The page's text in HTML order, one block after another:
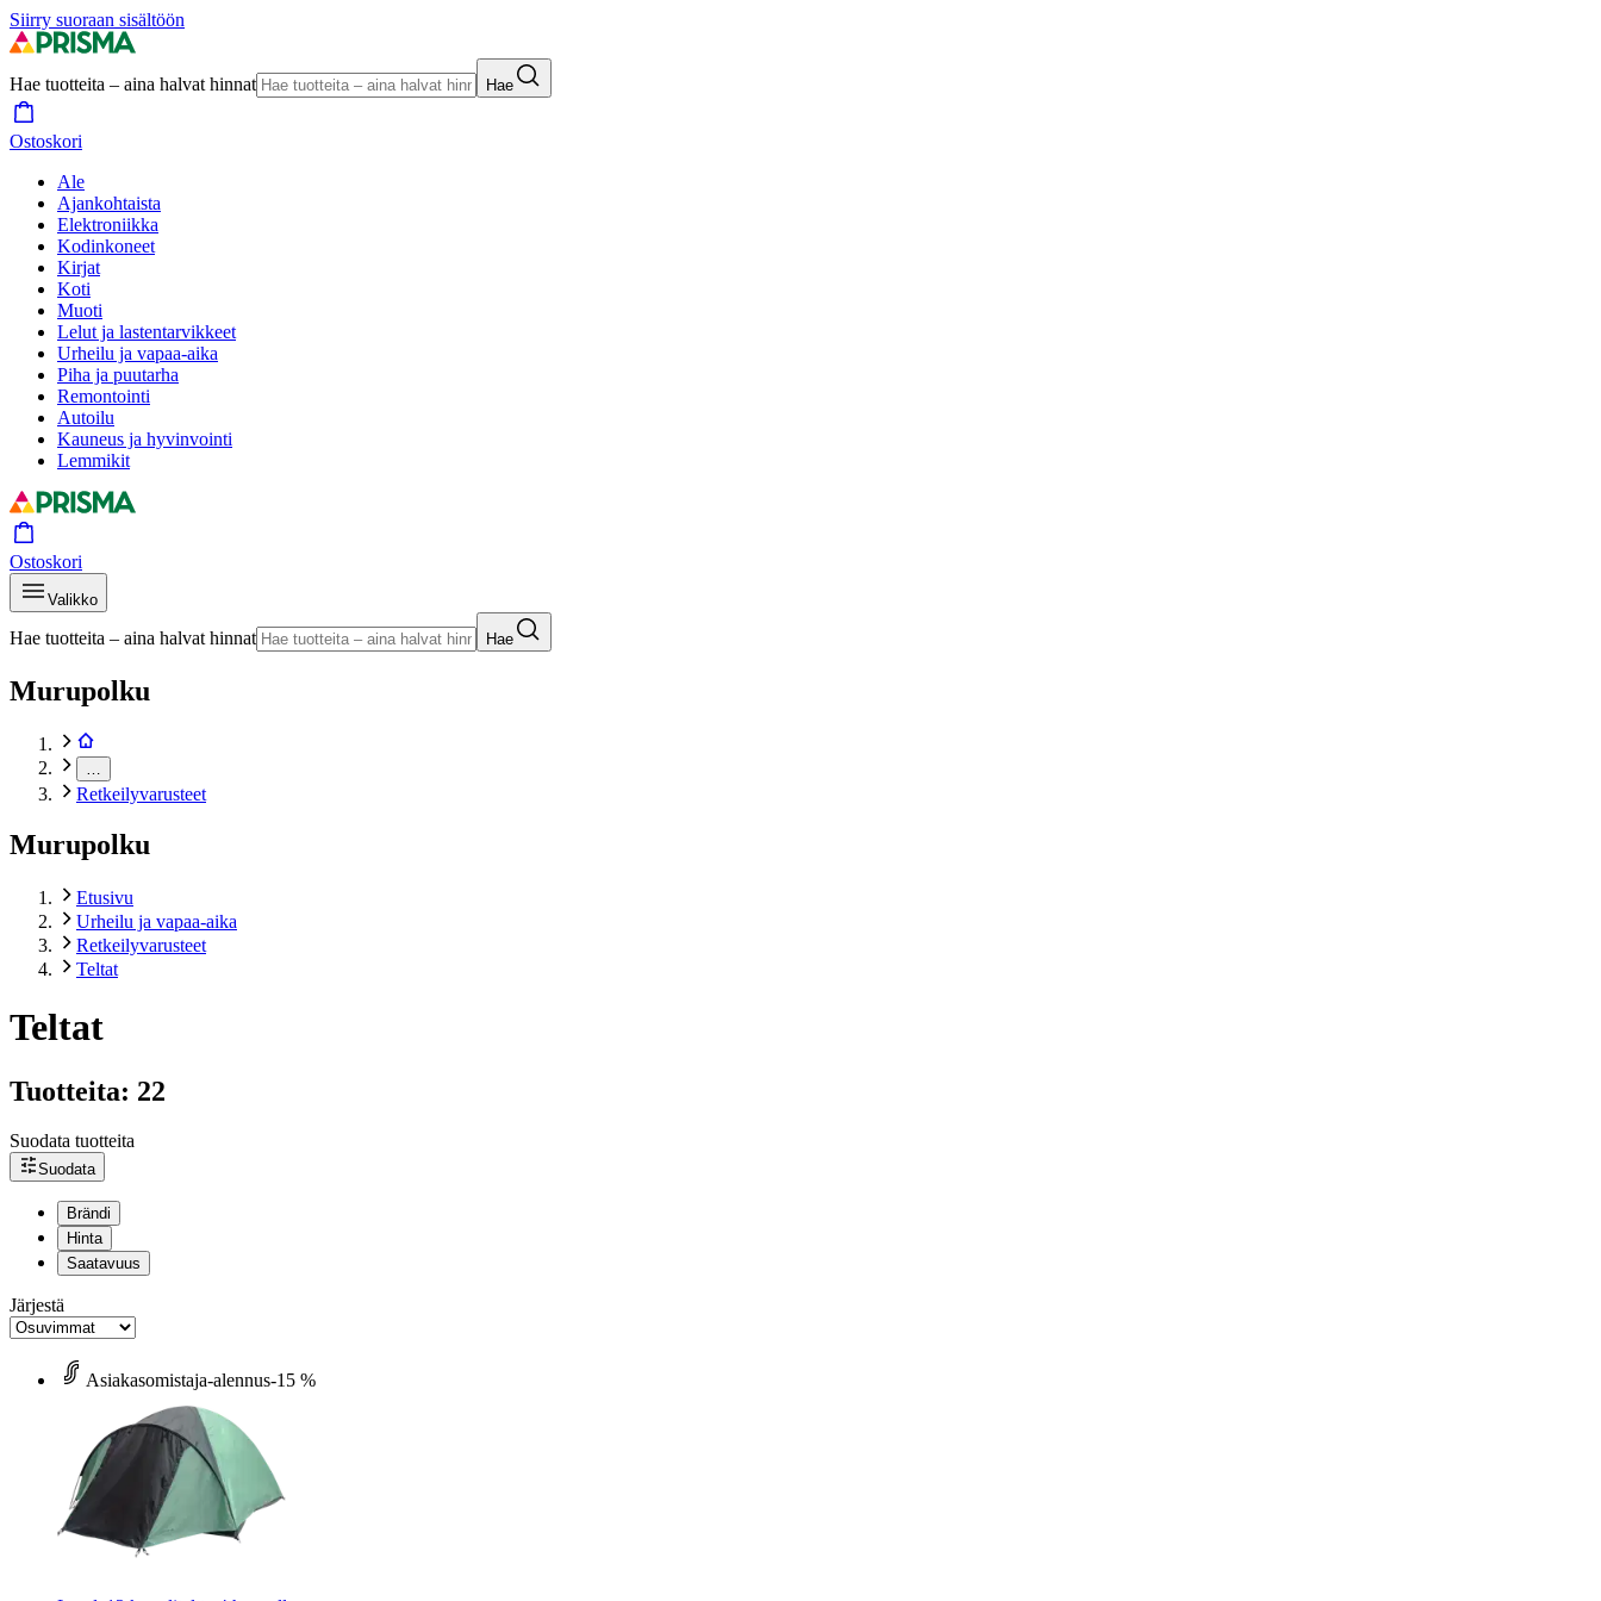
Siirry suoraan sisältöön
Hae tuotteita – aina halvat hinnat Hae
Ostoskori
Ale
Ajankohtaista
Elektroniikka
Kodinkoneet
Kirjat
Koti
Muoti
Lelut ja lastentarvikkeet
Urheilu ja vapaa-aika
Piha ja puutarha
Remontointi
Autoilu
Kauneus ja hyvinvointi
Lemmikit
Ostoskori
Valikko
Hae tuotteita – aina halvat hinnat Hae
Murupolku
Retkeilyvarusteet
Murupolku
Etusivu
Urheilu ja vapaa-aika
Retkeilyvarusteet
Teltat
Teltat
Tuotteita: 22
Suodata tuotteita
Suodata
Brändi
Hinta
Saatavuus
Järjestä
Asiakasomistaja-alennus-15 %